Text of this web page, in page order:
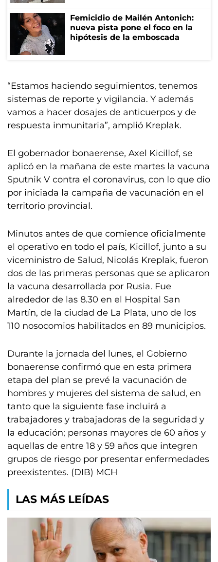
Femicidio de Mailén Antonich:
nueva pista pone el foco en la
hipótesis de la emboscada
“Estamos haciendo seguimientos, tenemos
sistemas de reporte y vigilancia. Y además
vamos a hacer dosajes de anticuerpos y de
respuesta inmunitaria”, amplió Kreplak.
El gobernador bonaerense, Axel Kicillof, se
aplicó en la mañana de este martes la vacuna
Sputnik V contra el coronavirus, con lo que dio
por iniciada la campaña de vacunación en el
territorio provincial.
Minutos antes de que comience oficialmente
el operativo en todo el país, Kicillof, junto a su
viceministro de Salud, Nicolás Kreplak, fueron
dos de las primeras personas que se aplicaron
la vacuna desarrollada por Rusia. Fue
alrededor de las 8.30 en el Hospital San
Martín, de la ciudad de La Plata, uno de los
110 nosocomios habilitados en 89 municipios.
Durante la jornada del lunes, el Gobierno
bonaerense confirmó que en esta primera
etapa del plan se prevé la vacunación de
hombres y mujeres del sistema de salud, en
tanto que la siguiente fase incluirá a
trabajadores y trabajadoras de la seguridad y
la educación; personas mayores de 60 años y
aquellas de entre 18 y 59 años que integren
grupos de riesgo por presentar enfermedades
preexistentes. (DIB) MCH
LAS MÁS LEÍDAS